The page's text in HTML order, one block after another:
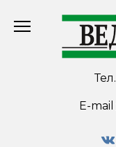
Тел.
E-mail